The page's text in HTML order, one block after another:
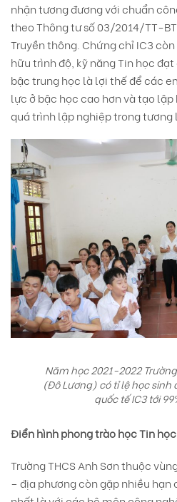
nhận tương đương với chuẩn
theo Thông tư số 03/2014/TT-
Truyền thông. Chứng chỉ IC3
hữu trình độ, kỹ năng Tin học
bậc trung học là lợi thế để các
lực ở bậc học cao hơn và tạo
quá trình lập nghiệp trong tương
Năm học 2021-2022
(Đô Lương) có tỉ lệ học
quốc tế IC3 tới
Điển hình phong trào học Tin
Trường THCS Anh Sơn thuộc
– địa phương còn gặp nhiều hạn